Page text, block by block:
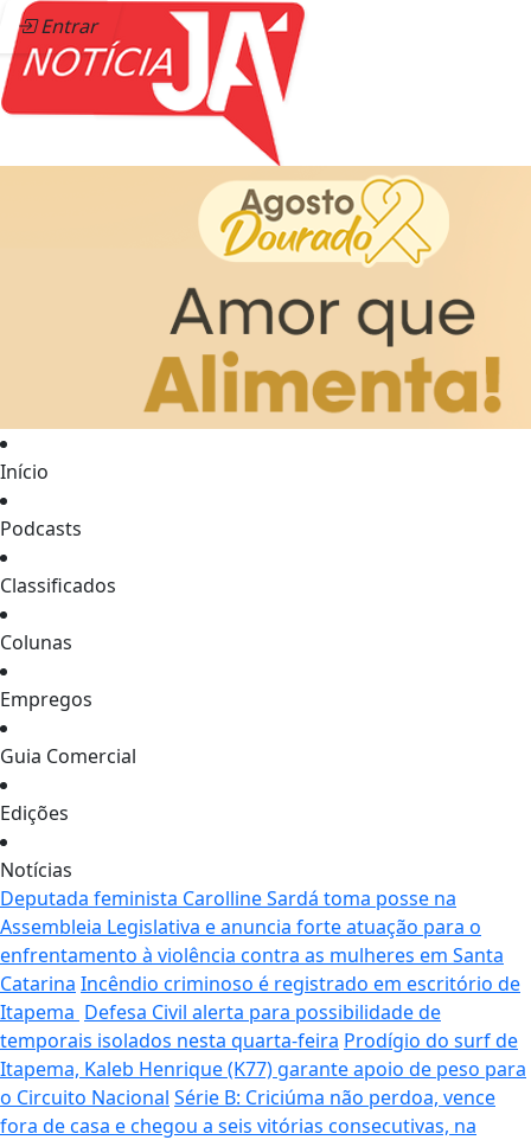
Entrar
Início
Podcasts
Classificados
Colunas
Empregos
Guia Comercial
Edições
Notícias
Deputada feminista Carolline Sardá toma posse na
Assembleia Legislativa e anuncia forte atuação para o
enfrentamento à violência contra as mulheres em Santa
Catarina Incêndio criminoso é registrado em escritório de
Itapema Defesa Civil alerta para possibilidade de
temporais isolados nesta quarta-feira Prodígio do surf de
Itapema, Kaleb Henrique (K77) garante apoio de peso para
o Circuito Nacional Série B: Criciúma não perdoa, vence
fora de casa e chegou a seis vitórias consecutivas, na